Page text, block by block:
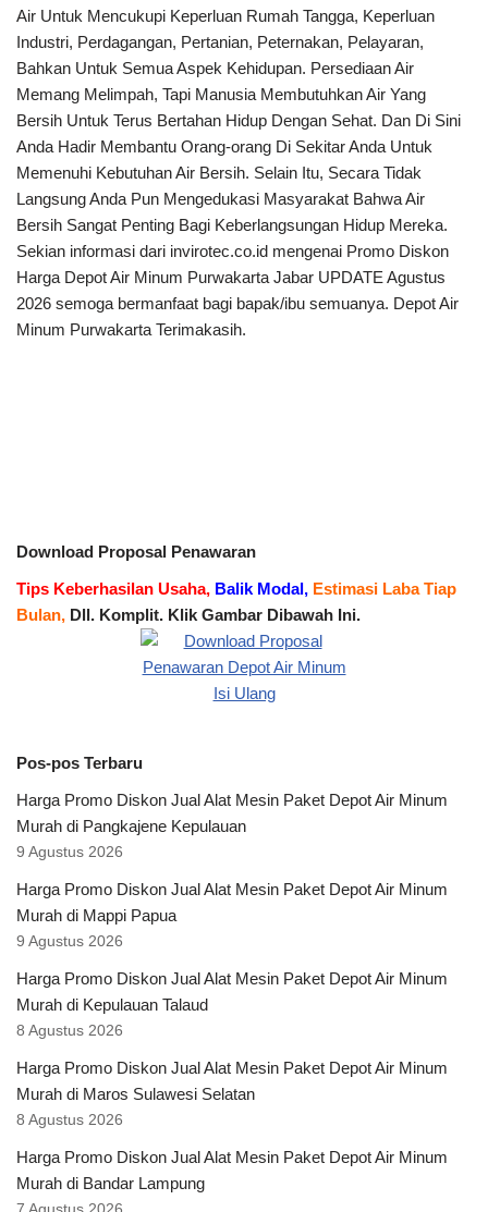
Air Untuk Mencukupi Keperluan Rumah Tangga, Keperluan
Industri, Perdagangan, Pertanian, Peternakan, Pelayaran,
Bahkan Untuk Semua Aspek Kehidupan. Persediaan Air
Memang Melimpah, Tapi Manusia Membutuhkan Air Yang
Bersih Untuk Terus Bertahan Hidup Dengan Sehat. Dan Di Sini
Anda Hadir Membantu Orang-orang Di Sekitar Anda Untuk
Memenuhi Kebutuhan Air Bersih. Selain Itu, Secara Tidak
Langsung Anda Pun Mengedukasi Masyarakat Bahwa Air
Bersih Sangat Penting Bagi Keberlangsungan Hidup Mereka.
Sekian informasi dari invirotec.co.id mengenai Promo Diskon
Harga Depot Air Minum Purwakarta Jabar UPDATE Agustus
2026 semoga bermanfaat bagi bapak/ibu semuanya. Depot Air
Minum Purwakarta Terimakasih.
Download Proposal Penawaran
Tips Keberhasilan Usaha, Balik Modal, Estimasi Laba Tiap
Bulan, Dll. Komplit. Klik Gambar Dibawah Ini.
Pos-pos Terbaru
Harga Promo Diskon Jual Alat Mesin Paket Depot Air Minum
Murah di Pangkajene Kepulauan
9 Agustus 2026
Harga Promo Diskon Jual Alat Mesin Paket Depot Air Minum
Murah di Mappi Papua
9 Agustus 2026
Harga Promo Diskon Jual Alat Mesin Paket Depot Air Minum
Murah di Kepulauan Talaud
8 Agustus 2026
Harga Promo Diskon Jual Alat Mesin Paket Depot Air Minum
Murah di Maros Sulawesi Selatan
8 Agustus 2026
Harga Promo Diskon Jual Alat Mesin Paket Depot Air Minum
Murah di Bandar Lampung